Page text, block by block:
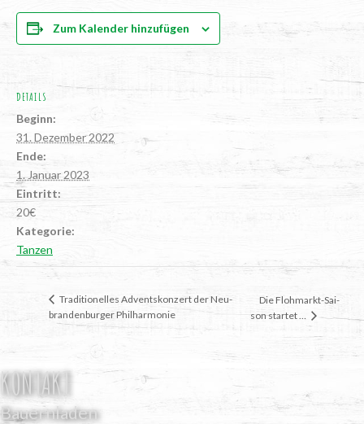
Zum Kalender hinzufügen
DETAILS
Beginn:
31. Dezember 2022
Ende:
1. Januar 2023
Eintritt:
20€
Kategorie:
Tanzen
Tra­di­tio­nel­les Advents­kon­zert der Neu­
bran­den­bur­ger Philharmonie
Die Floh­markt-Sai­
son startet …
KONTAKT
Bauernladen